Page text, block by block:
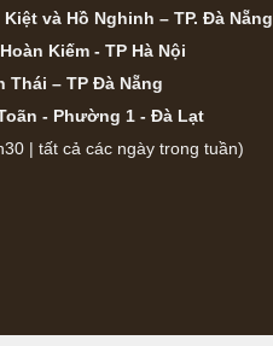
và Hồ Nghinh – TP. Đà Nẵng
Kiếm - TP Hà Nội
Thái – TP Đà Nẵng
- Phường 1 - Đà Lạt
| tất cả các ngày trong tuần)